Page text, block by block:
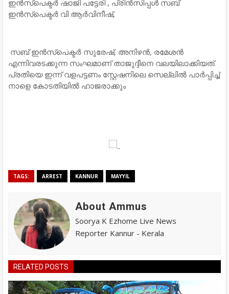
ഇൻസ്പെക്ടർ ഷാജി പട്ടേരി , പ്രിൻസിപ്പൾ സബ്
ഇൻസ്പെക്ടർ വി ആർവിനീഷ്,
സബ് ഇൻസ്പെക്ടർ സുരേഷ്, അനിഴൻ, രമേശൻ
എന്നിവരടക്കുന്ന സംഘമാണ് താജുദ്ദീനെ വലയിലാക്കിയത്.
പ്രതിയെ ഇന്ന് വളപട്ടണം സ്റ്റേഷനിലെ സെല്ലിൽ പാർപ്പിച്ച്
നാളെ കോടതിയിൽ ഹാജരാക്കും
TAGS: ARREST KANNUR MAYYIL
About Ammus
Soorya K Ezhome Live News
Reporter Kannur - Kerala
RELATED POSTS